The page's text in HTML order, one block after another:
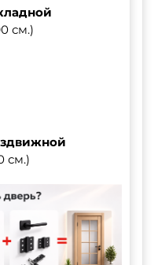
см.)
см.)